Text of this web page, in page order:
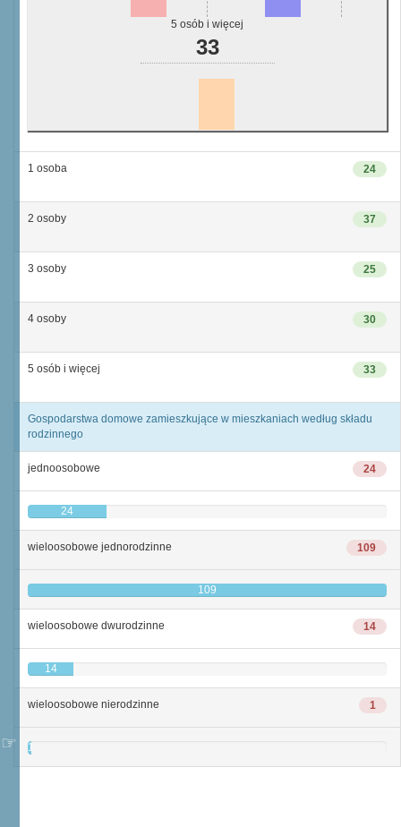
5 osób i więcej
33
24
1 osoba
37
2 osoby
25
3 osoby
30
4 osoby
33
5 osób i więcej
Gospodarstwa domowe zamieszkujące w mieszkaniach według składu
rodzinnego
24
jednoosobowe
24
109
wieloosobowe jednorodzinne
109
14
wieloosobowe dwurodzinne
14
1
wieloosobowe nierodzinne
1